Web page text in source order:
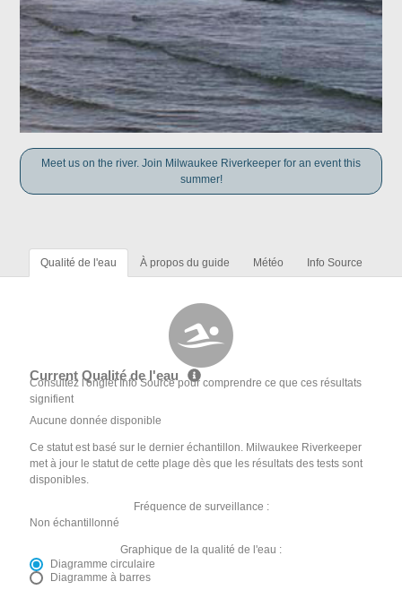
Meet us on the river. Join Milwaukee Riverkeeper for an event this
summer!
Qualité de l'eau À propos du guide Météo Info Source
Current Qualité de l'eau
Consultez l'onglet Info Source pour comprendre ce que ces résultats
signifient
Aucune donnée disponible
Ce statut est basé sur le dernier échantillon. Milwaukee Riverkeeper
met à jour le statut de cette plage dès que les résultats des tests sont
disponibles.
Fréquence de surveillance :
Non échantillonné
Graphique de la qualité de l'eau :
Diagramme circulaire
Diagramme à barres